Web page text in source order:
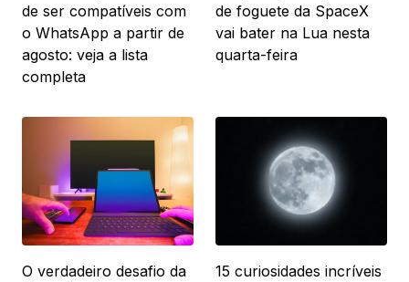
de ser compatíveis com
o WhatsApp a partir de
agosto: veja a lista
completa
de foguete da SpaceX
vai bater na Lua nesta
quarta-feira
O verdadeiro desafio da
15 curiosidades incríveis